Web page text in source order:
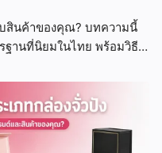
สินค้าของคุณ? บทความนี้
ฐานที่นิยมในไทย พร้อมวิธี